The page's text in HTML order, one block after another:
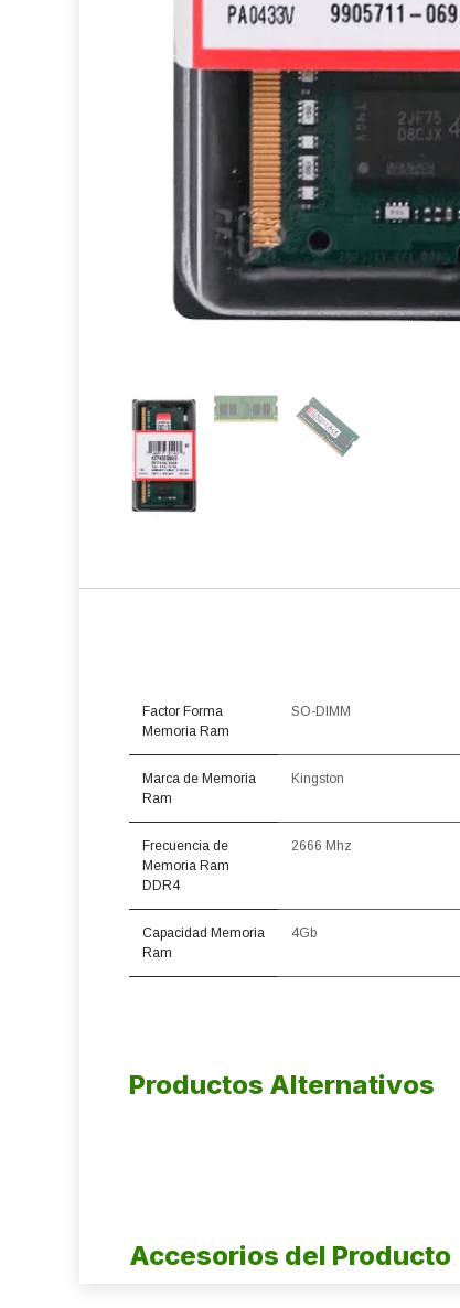
Factor Forma
Memoria Ram
SO-DIMM
Marca de Memoria
Ram
Kingston
Frecuencia de
Memoria Ram
DDR4
2666 Mhz
Capacidad Memoria
Ram
4Gb
Productos Alternativos
Accesorios del Producto